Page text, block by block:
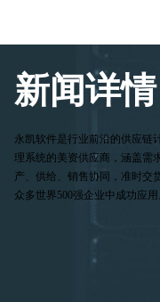
新闻详情
永凯软件是行业前沿的供应链
理系统的美资供应商，涵盖需
产、供给、销售协同，准时交
众多世界500强企业中成功应用